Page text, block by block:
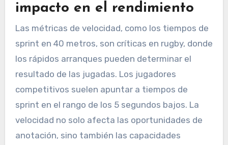
impacto en el rendimiento
Las métricas de velocidad, como los tiempos de
sprint en 40 metros, son críticas en rugby, donde
los rápidos arranques pueden determinar el
resultado de las jugadas. Los jugadores
competitivos suelen apuntar a tiempos de
sprint en el rango de los 5 segundos bajos. La
velocidad no solo afecta las oportunidades de
anotación, sino también las capacidades